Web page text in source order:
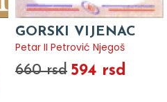
GORSKI VIJENAC
Petar II Petrović Njegoš
660 rsd 594 rsd